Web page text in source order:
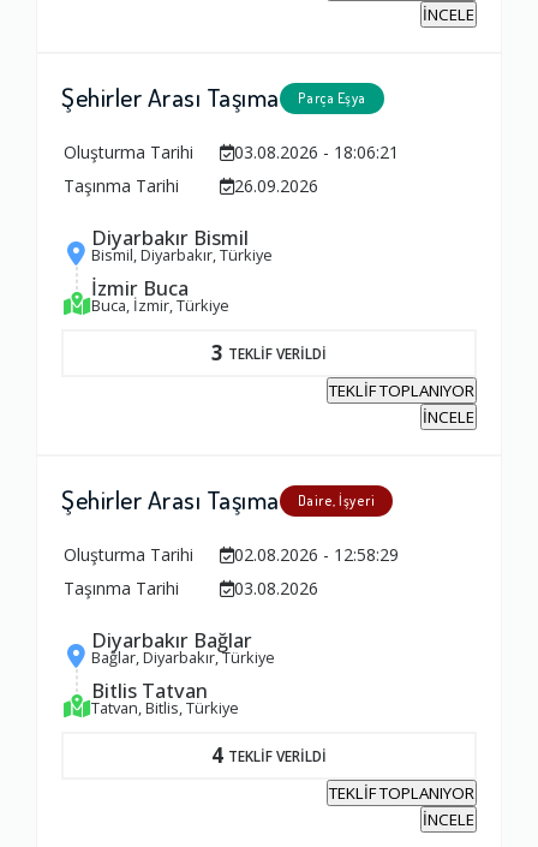
İNCELE
Şehirler Arası Taşıma Parça Eşya
Oluşturma Tarihi
03.08.2026 - 18:06:21
Taşınma Tarihi
26.09.2026
Diyarbakır Bismil
Bismil, Diyarbakır, Türkiye
İzmir Buca
Buca, İzmir, Türkiye
3 TEKLİF VERİLDİ
TEKLİF TOPLANIYOR
İNCELE
Şehirler Arası Taşıma Daire, İşyeri
Oluşturma Tarihi
02.08.2026 - 12:58:29
Taşınma Tarihi
03.08.2026
Diyarbakır Bağlar
Bağlar, Diyarbakır, Türkiye
Bitlis Tatvan
Tatvan, Bitlis, Türkiye
4 TEKLİF VERİLDİ
TEKLİF TOPLANIYOR
İNCELE
Ambalajlama Hizmeti
Firma ile İletişim
Firma Çalışanları
Yorumunuz